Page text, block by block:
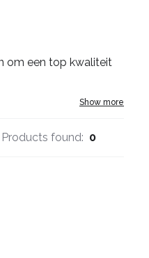
om een top kwaliteit
Show more
Products found: 0